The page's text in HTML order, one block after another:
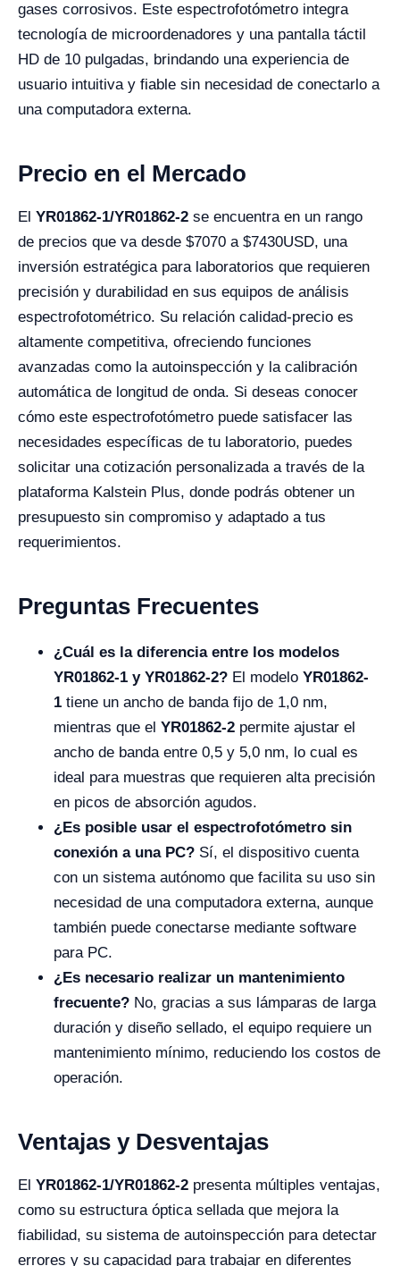
gases corrosivos. Este espectrofotómetro integra
tecnología de microordenadores y una pantalla táctil
HD de 10 pulgadas, brindando una experiencia de
usuario intuitiva y fiable sin necesidad de conectarlo a
una computadora externa.
Precio en el Mercado
El YR01862-1/YR01862-2 se encuentra en un rango
de precios que va desde $7070 a $7430USD, una
inversión estratégica para laboratorios que requieren
precisión y durabilidad en sus equipos de análisis
espectrofotométrico. Su relación calidad-precio es
altamente competitiva, ofreciendo funciones
avanzadas como la autoinspección y la calibración
automática de longitud de onda. Si deseas conocer
cómo este espectrofotómetro puede satisfacer las
necesidades específicas de tu laboratorio, puedes
solicitar una cotización personalizada a través de la
plataforma Kalstein Plus, donde podrás obtener un
presupuesto sin compromiso y adaptado a tus
requerimientos.
Preguntas Frecuentes
¿Cuál es la diferencia entre los modelos
YR01862-1 y YR01862-2? El modelo YR01862-
1 tiene un ancho de banda fijo de 1,0 nm,
mientras que el YR01862-2 permite ajustar el
ancho de banda entre 0,5 y 5,0 nm, lo cual es
ideal para muestras que requieren alta precisión
en picos de absorción agudos.
¿Es posible usar el espectrofotómetro sin
conexión a una PC? Sí, el dispositivo cuenta
con un sistema autónomo que facilita su uso sin
necesidad de una computadora externa, aunque
también puede conectarse mediante software
para PC.
¿Es necesario realizar un mantenimiento
frecuente? No, gracias a sus lámparas de larga
duración y diseño sellado, el equipo requiere un
mantenimiento mínimo, reduciendo los costos de
operación.
Ventajas y Desventajas
El YR01862-1/YR01862-2 presenta múltiples ventajas,
como su estructura óptica sellada que mejora la
fiabilidad, su sistema de autoinspección para detectar
errores y su capacidad para trabajar en diferentes